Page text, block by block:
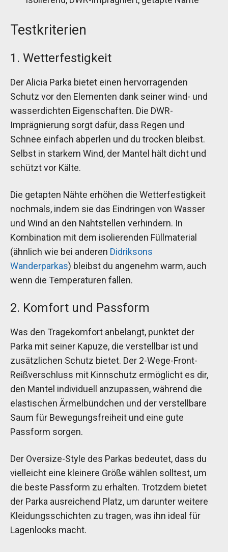
Testkriterien
1. Wetterfestigkeit
Der Alicia Parka bietet einen hervorragenden
Schutz vor den Elementen dank seiner wind- und
wasserdichten Eigenschaften. Die DWR-
Imprägnierung sorgt dafür, dass Regen und
Schnee einfach abperlen und du trocken bleibst.
Selbst in starkem Wind, der Mantel hält dicht und
schützt vor Kälte.
Die getapten Nähte erhöhen die Wetterfestigkeit
nochmals, indem sie das Eindringen von Wasser
und Wind an den Nahtstellen verhindern. In
Kombination mit dem isolierenden Füllmaterial
(ähnlich wie bei anderen Didriksons
Wanderparkas) bleibst du angenehm warm, auch
wenn die Temperaturen fallen.
2. Komfort und Passform
Was den Tragekomfort anbelangt, punktet der
Parka mit seiner Kapuze, die verstellbar ist und
zusätzlichen Schutz bietet. Der 2-Wege-Front-
Reißverschluss mit Kinnschutz ermöglicht es dir,
den Mantel individuell anzupassen, während die
elastischen Ärmelbündchen und der verstellbare
Saum für Bewegungsfreiheit und eine gute
Passform sorgen.
Der Oversize-Style des Parkas bedeutet, dass du
vielleicht eine kleinere Größe wählen solltest, um
die beste Passform zu erhalten. Trotzdem bietet
der Parka ausreichend Platz, um darunter weitere
Kleidungsschichten zu tragen, was ihn ideal für
Lagenlooks macht.